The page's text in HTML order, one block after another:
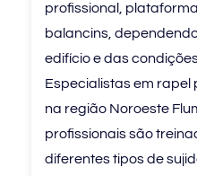
profissional,
balancins,
edifício e das
Especialistas em rapel
na região Noroeste
profissionais são
diferentes tipos de